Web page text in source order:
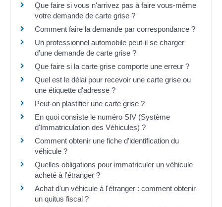
Que faire si vous n'arrivez pas à faire vous-même
votre demande de carte grise ?
Comment faire la demande par correspondance ?
Un professionnel automobile peut-il se charger
d'une demande de carte grise ?
Que faire si la carte grise comporte une erreur ?
Quel est le délai pour recevoir une carte grise ou
une étiquette d'adresse ?
Peut-on plastifier une carte grise ?
En quoi consiste le numéro SIV (Système
d'Immatriculation des Véhicules) ?
Comment obtenir une fiche d'identification du
véhicule ?
Quelles obligations pour immatriculer un véhicule
acheté à l'étranger ?
Achat d'un véhicule à l'étranger : comment obtenir
un quitus fiscal ?